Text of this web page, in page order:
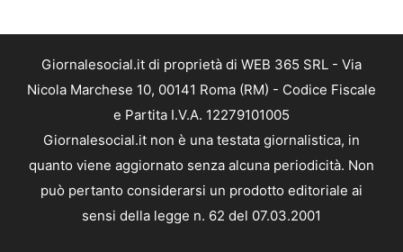
Giornalesocial.it di proprietà di WEB 365 SRL - Via
Nicola Marchese 10, 00141 Roma (RM) - Codice Fiscale
e Partita I.V.A. 12279101005
Giornalesocial.it non è una testata giornalistica, in
quanto viene aggiornato senza alcuna periodicità. Non
può pertanto considerarsi un prodotto editoriale ai
sensi della legge n. 62 del 07.03.2001